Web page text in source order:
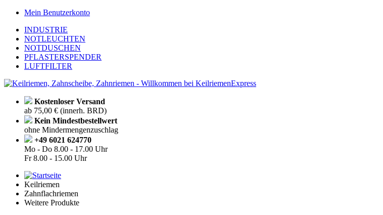
Mein Benutzerkonto
INDUSTRIE
NOTLEUCHTEN
NOTDUSCHEN
PFLASTERSPENDER
LUFTFILTER
Kostenloser Versand
ab 75,00 € (innerh. BRD)
Kein Mindestbestellwert
ohne Mindermengenzuschlag
+49 6021 624770
Mo - Do 8.00 - 17.00 Uhr
Fr8.00 - 15.00 Uhr
Keilriemen
Zahnflachriemen
Weitere Produkte